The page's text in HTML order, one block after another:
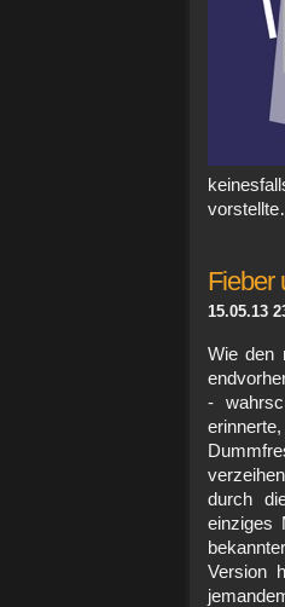
Fieber
15.05.13
Wie den
-
durch
einziges
Version